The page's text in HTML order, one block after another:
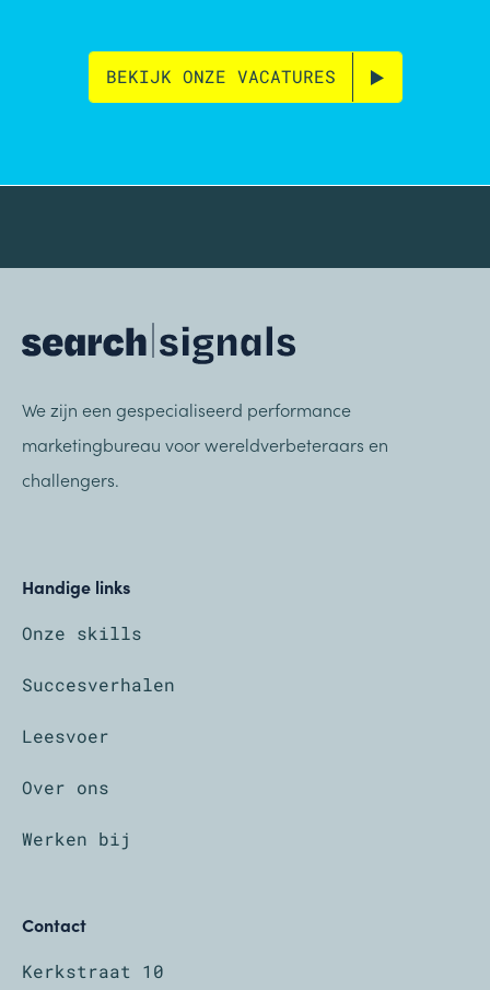
BEKIJK ONZE VACATURES
We zijn een gespecialiseerd performance
marketingbureau voor wereldverbeteraars en
challengers.
Handige links
Onze skills
Succesverhalen
Leesvoer
Over ons
Werken bij
Contact
Kerkstraat 10